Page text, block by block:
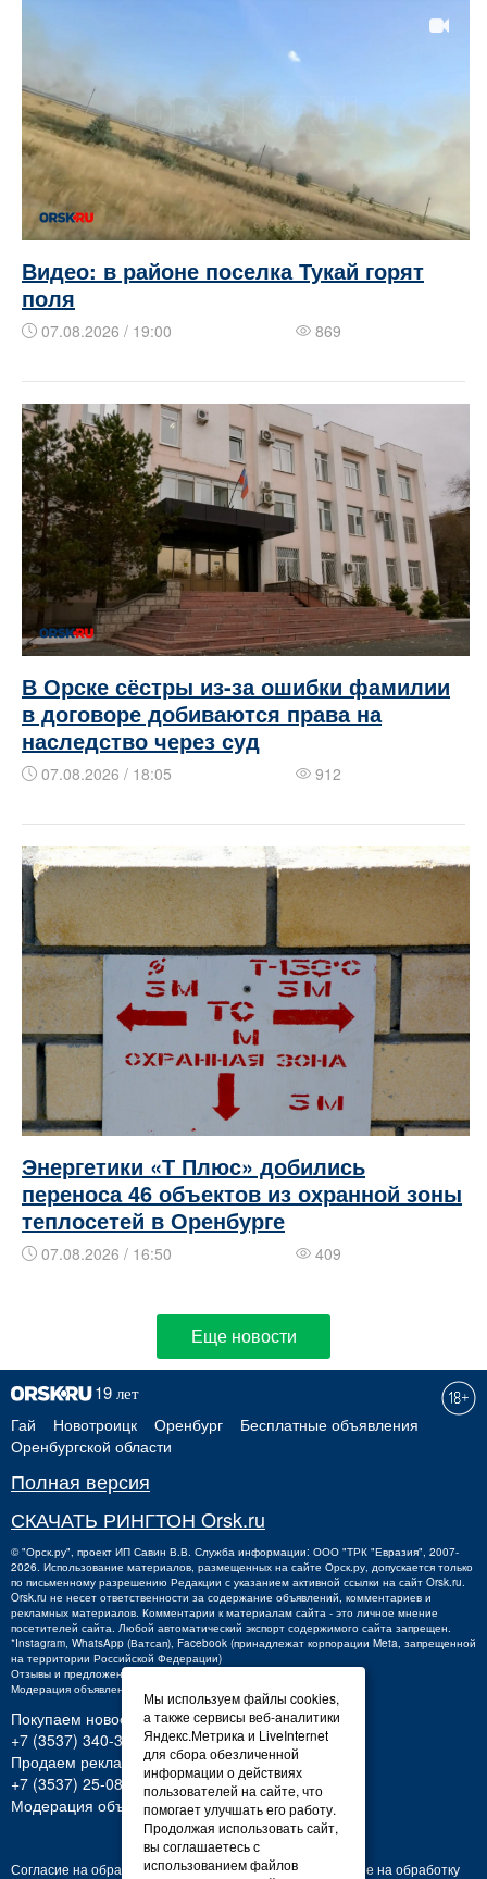
Видео: в районе поселка Тукай горят
поля
07.08.2026 / 19:00 869
В Орске сёстры из-за ошибки фамилии
в договоре добиваются права на
наследство через суд
07.08.2026 / 18:05 912
Энергетики «Т Плюс» добились
переноса 46 объектов из охранной зоны
теплосетей в Оренбурге
07.08.2026 / 16:50 409
Еще новости
Гай Новотроицк Оренбург
Бесплатные объявления
Оренбургской области
Полная версия
СКАЧАТЬ РИНГТОН Orsk.ru
©"Орск.ру" , проект ИП Савин В.В. Служба информации: ООО "ТРК "Евразия", 2007-
2026. Использование материалов, размещенных на сайте Орск.ру, допускается только
по письменному разрешению Редакции с указанием активной ссылки на сайт Orsk.ru.
Orsk.ru не несет ответственности за содержание объявлений, комментариев и
рекламных материалов. Комментарии к материалам сайта - это личное мнение
посетителей сайта. Любой автоматический экспорт содержимого сайта запрещен.
*Instagram, WhatsApp (Ватсап), Facebook (принадлежат корпорации Meta, запрещенной
на территории Российской Федерации)
Отзывы и предложения о работе портала:
Модерация объявлений +7 (3537) 32-71-28
Покупаем новости:
+7 (3537) 340-300,340300@orsk.ru
Продаем рекламу:
+7 (3537) 25-08-07;250807@orsk.ru
Модерация объявлений: +7 (3537) 32-71-28
Согласие на обработку персональных данных
Согласие на обработку
Мы используем файлы cookies,
а также сервисы веб-аналитики
Яндекс.Метрика и LiveInternet
для сбора обезличенной
информации о действиях
пользователей на сайте, что
помогает улучшать его работу.
Продолжая использовать сайт,
вы соглашаетесь с
использованием файлов